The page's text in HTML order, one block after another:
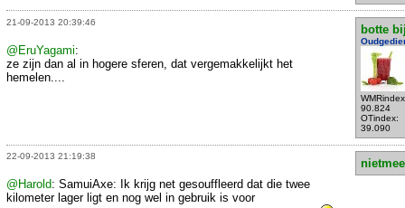
21-09-2013 20:39:46
botte
90.824
OTindex:
39.090
@EruYagami:
ze zijn dan al in hogere sferen, dat vergemakkelijkt het
hemelen....
22-09-2013 21:19:38
@Harold: SamuiAxe: Ik krijg net gesouffleerd dat die twee
kilometer lager ligt en nog wel in gebruik is voor